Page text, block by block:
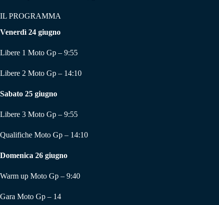
IL PROGRAMMA
Venerdì 24 giugno
Libere 1 Moto Gp – 9:55
Libere 2 Moto Gp – 14:10
Sabato 25 giugno
Libere 3 Moto Gp – 9:55
Qualifiche Moto Gp – 14:10
Domenica 26 giugno
Warm up Moto Gp – 9:40
Gara Moto Gp – 14